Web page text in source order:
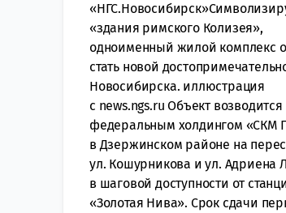
«здания римского Колизея»,
одноименный жилой комплекс
стать новой
Новосибирска. иллюстрация
с news.ngs.ru Объект возводится
федеральным холдингом «СКМ
в Дзержинском районе на
ул. Кошурникова и ул. Адриена
в шаговой доступности от
«Золотая Нива». Срок сдачи